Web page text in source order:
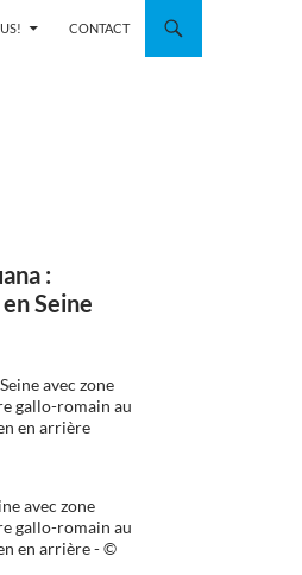
CONTACT
:
Seine
avec zone
gallo-romain au
en arrière - ©